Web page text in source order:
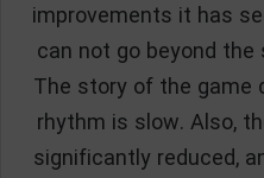
improvements it has
can not go beyond
The story of the game
rhythm is slow. Also,
significantly reduced,